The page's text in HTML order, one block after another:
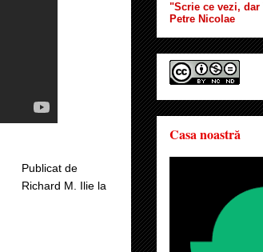
Publicat de
Richard M. Ilie la
"Scrie ce vezi,
Petre Nicolae
Casa noastră